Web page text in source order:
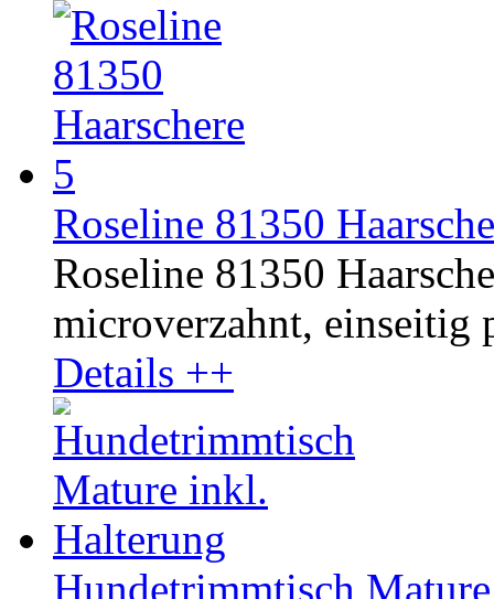
Roseline 81350
Roseline 81350
microverzahnt, einseitig
Details ++
Hundetrimmtisch